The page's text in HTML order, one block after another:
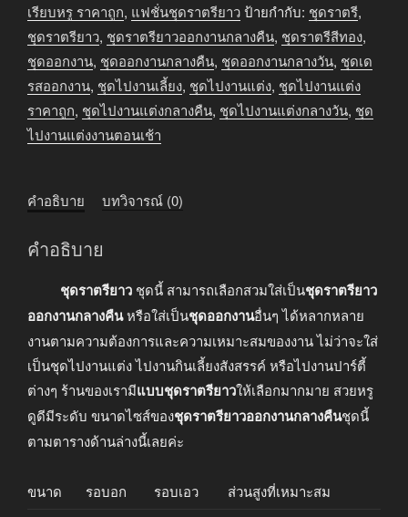
รูป
คอวี
แขน
กุด
สีดำ
ชิ้น
เรียบหรู ราคาถูก, แฟชั่นชุดราตรียาวป้ายกำกับ: ชุดราตรี,
ชุดราตรียาว, ชุดราตรียาวออกงานกลางคืน, ชุดราตรีสีทอง,
ชุดออกงาน, ชุดออกงานกลางคืน, ชุดออกงานกลางวัน, ชุดเด
รสออกงาน, ชุดไปงานเลี้ยง, ชุดไปงานแต่ง, ชุดไปงานแต่ง
ราคาถูก, ชุดไปงานแต่งกลางคืน, ชุดไปงานแต่งกลางวัน, ชุด
ไปงานแต่งงานตอนเช้า
คำอธิบาย บทวิจารณ์ (0)
คำอธิบาย
ชุดราตรียาว ชุดนี้ สามารถเลือกสวมใส่เป็นชุดราตรียาว
ออกงานกลางคืนหรือใส่เป็นชุดออกงานอื่นๆ ได้หลากหลาย
งานตามความต้องการและความเหมาะสมของงาน ไม่ว่าจะใส่
เป็นชุดไปงานแต่ง ไปงานกินเลี้ยงสังสรรค์ หรือไปงานปาร์ตี้
ต่างๆ ร้านของเรามีแบบชุดราตรียาวให้เลือกมากมาย สวยหรู
ดูดีมีระดับ ขนาดไซส์ของชุดราตรียาวออกงานกลางคืนชุดนี้
ตามตารางด้านล่างนี้เลยค่ะ
ขนาด รอบอก รอบเอว
ส่วนสูงที่เหมาะสม